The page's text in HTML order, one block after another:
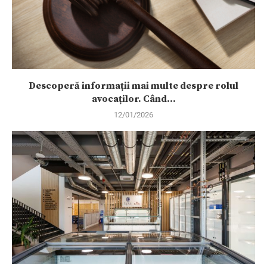
Descoperă informații mai multe despre rolul
avocaților. Când...
12/01/2026